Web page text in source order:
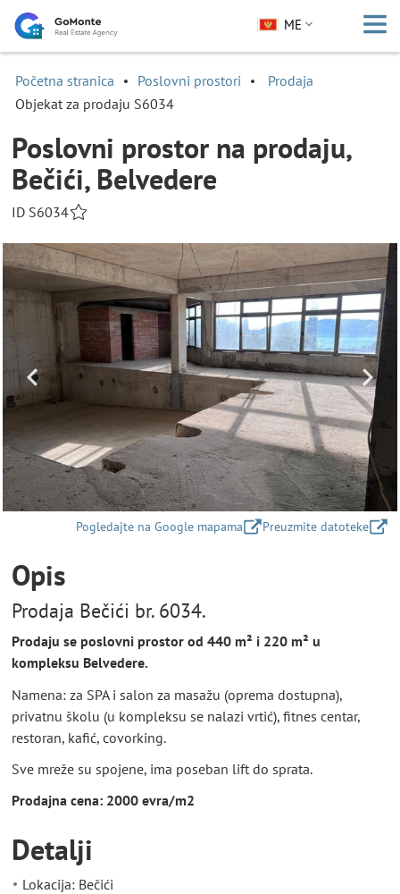
ME
Početna stranica Poslovni prostori
Prodaja
Objekat za prodaju S6034
Poslovni prostor na prodaju,
Bečići, Belvedere
ID S6034
Pogledajte na Google mapama Preuzmite datoteke
Opis
Prodaja Bečići br. 6034.
Prodaju se poslovni prostor od 440 m² i 220 m² u
kompleksu Belvedere.
Namena: za SPA i salon za masažu (oprema dostupna),
privatnu školu (u kompleksu se nalazi vrtić), fitnes centar,
restoran, kafić, covorking.
Sve mreže su spojene, ima poseban lift do sprata.
Prodajna cena: 2000 evra/m2
Detalji
Lokacija: Bečići